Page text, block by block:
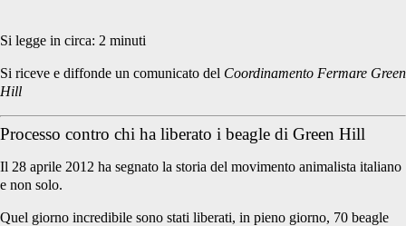
Si legge in circa: 2 minuti
Si riceve e diffonde un comunicato del Coordinamento Fermare Green
Hill
Processo contro chi ha liberato i beagle di Green Hill
Il 28 aprile 2012 ha segnato la storia del movimento animalista italiano
e non solo.
Quel giorno incredibile sono stati liberati, in pieno giorno, 70 beagle